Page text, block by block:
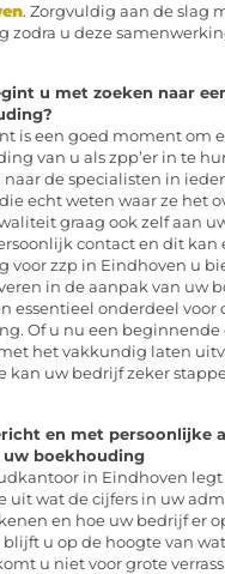
. Zorgvuldig aan de slag
zodra u deze
u met zoeken naar
is een goed moment om
van u als zpp’er in te
naar de specialisten in
echt weten waar ze het
graag ook zelf aan
contact en dit kan
voor zzp in Eindhoven u
in de aanpak van uw
essentieel onderdeel voor
Of u nu een beginnende
het vakkundig laten
kan uw bedrijf zeker
en met persoonlijke
uw boekhouding
in Eindhoven legt
uit wat de cijfers in uw
en hoe uw bedrijf er
blijft u op de hoogte van
u niet voor grote